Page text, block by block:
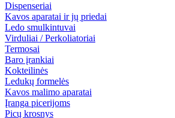
Dispenseriai
Kavos aparatai ir jų priedai
Ledo smulkintuvai
Virduliai / Perkoliatoriai
Termosai
Baro įrankiai
Kokteilinės
Ledukų formelės
Kavos malimo aparatai
Įranga picerijoms
Picų krosnys